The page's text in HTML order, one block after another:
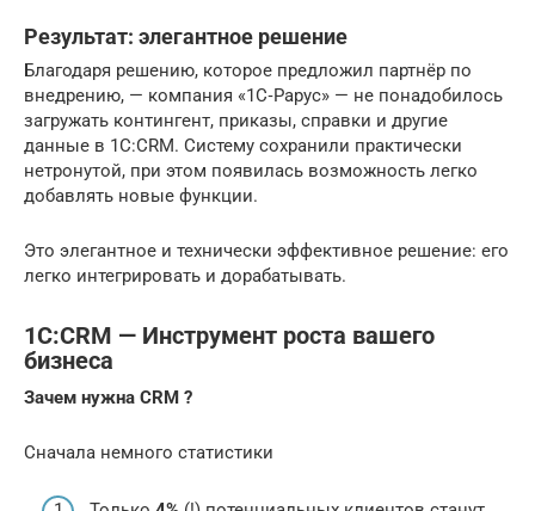
Результат: элегантное решение
Благодаря решению, которое предложил партнёр по
внедрению, — компания «1С‑Рарус» — не понадобилось
загружать контингент, приказы, справки и другие
данные в 1С:CRM. Систему сохранили практически
нетронутой, при этом появилась возможность легко
добавлять новые функции.
Это элегантное и технически эффективное решение: его
легко интегрировать и дорабатывать.
1С:CRM — Инструмент роста вашего
бизнеса
Зачем нужна CRM ?
Сначала немного статистики